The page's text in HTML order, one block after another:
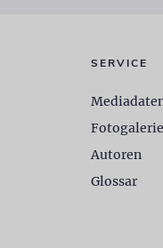
SERVICE
Autoren
Glossar